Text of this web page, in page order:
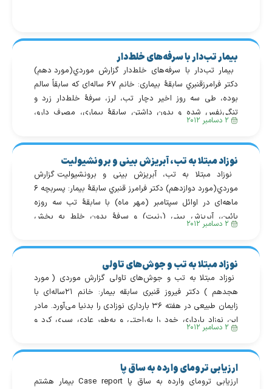
بیمار تب‌دار با سرفه‌های خلط‌دار
بیمار تب‌دار با سرفه‌های خلط‌دار گزارش موردي(مورد دهم)
دكتر فرامرزقنبري سابقهٔ بیماری: خانم ۶۷ ساله‌ای که سابقاً سالم
بوده، طی سه روز اخیر دچار تب، لرز، سرفهٔ خلط‌دار زرد و
تنگی‌نفس شده و بدون داشتن سابقهٔ بیماری، مصرف دارو،
تماس با حیوانات یا سابقهٔ سیگار، در اورژانس بستری شده
است. اخیراً نیز مسافرتی به خارج […]
۲ دسامبر ۲۰۱۲
نوزاد مبتلا به تب، آبریزش بینی و برونشیولیت
نوزاد مبتلا به تب، آبریزش بینی و برونشیولیت گزارش
موردي(مورد دوازدهم) دكتر فرامرز قنبري سابقهٔ بیمار: پسربچه ۶
ماهه‌ای در اوائل سپتامبر (مهر ماه) با سابقهٔ تب سه روزه
پائین، آبریزش بینی (رنیت) و سرفهٔ بدون خلط به بخش
اورژانس بیمارستان آورده شد. در معاینات بدنی، نوزاد اندکی
بی‌قرار بود و سرفه داشت ولیکن دیسترس […]
۲ دسامبر ۲۰۱۲
نوزاد مبتلا به تب و جوش‌های تاولی
نوزاد مبتلا به تب و جوش‌های تاولی گزارش موردی ( مورد
هجدهم ) دکتر فیروز قنبری سابقه بیمار: خانم ۲۱ساله‌ای با
زایمان طبیعی در هفته ۳۶ بارداری نوزادی را بدنیا می‌آورد. مادر
این نوزاد بارداری خود را به‌راحتی و به‌طور عادی سپری کرد و
نوزاد را نیز به‌طور طبیعی به دنیا آورد. وزن نوزاد در […]
۲ دسامبر ۲۰۱۲
ارزیابی ترومای وارده به ساق پا
ارزیابی ترومای وارده به ساق پا Case report بیمار هشتم